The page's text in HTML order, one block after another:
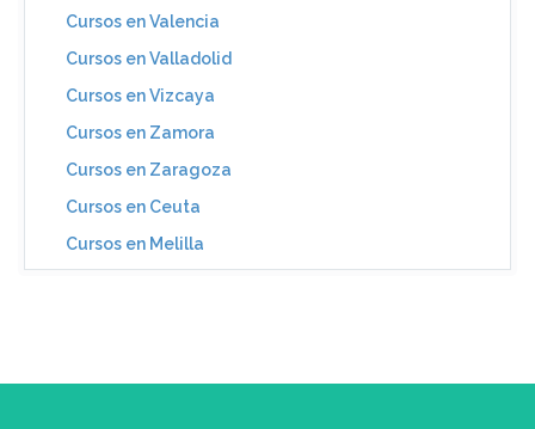
Cursos en Valencia
Cursos en Valladolid
Cursos en Vizcaya
Cursos en Zamora
Cursos en Zaragoza
Cursos en Ceuta
Cursos en Melilla